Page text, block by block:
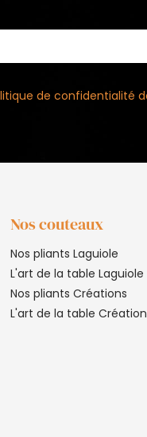
de confidentialité
Nos couteaux
Nos pliants Laguiole
L'art de la table Laguiole
Nos pliants Créations
L'art de la table